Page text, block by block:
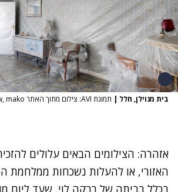
בית מנוילן, חלל | תמונת AVI: צילום מתוך האתר www.ravenrow, mako
אזהרה: הצילומים הבאים עלולים
האזורי, או להעלות נשכחות ממלחמת
בכלל בביתה של רבקה לוי, שעד ליום